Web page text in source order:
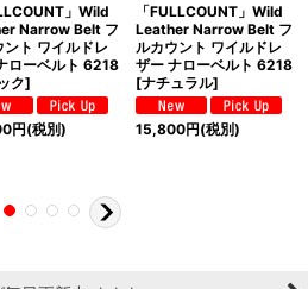
」Wild
Narrow Belt フ
ント ワイルドレ
ローベルト 6218
ク]
円(税別)
「FULLCOUNT」Wild
Leather Narrow Belt フ
ルカウント ワイルドレ
ザー ナローベルト 6218
[ナチュラル]
15,800円(税別)